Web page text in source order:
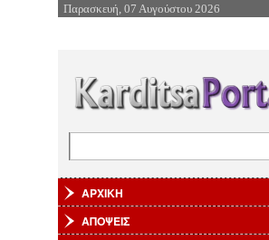
Επιστροφή στην Πλοήγηση
Παρασκευή, 07 Αυγούστου 2026
ΑΡΧΙΚΗ
ΑΠΟΨΕΙΣ